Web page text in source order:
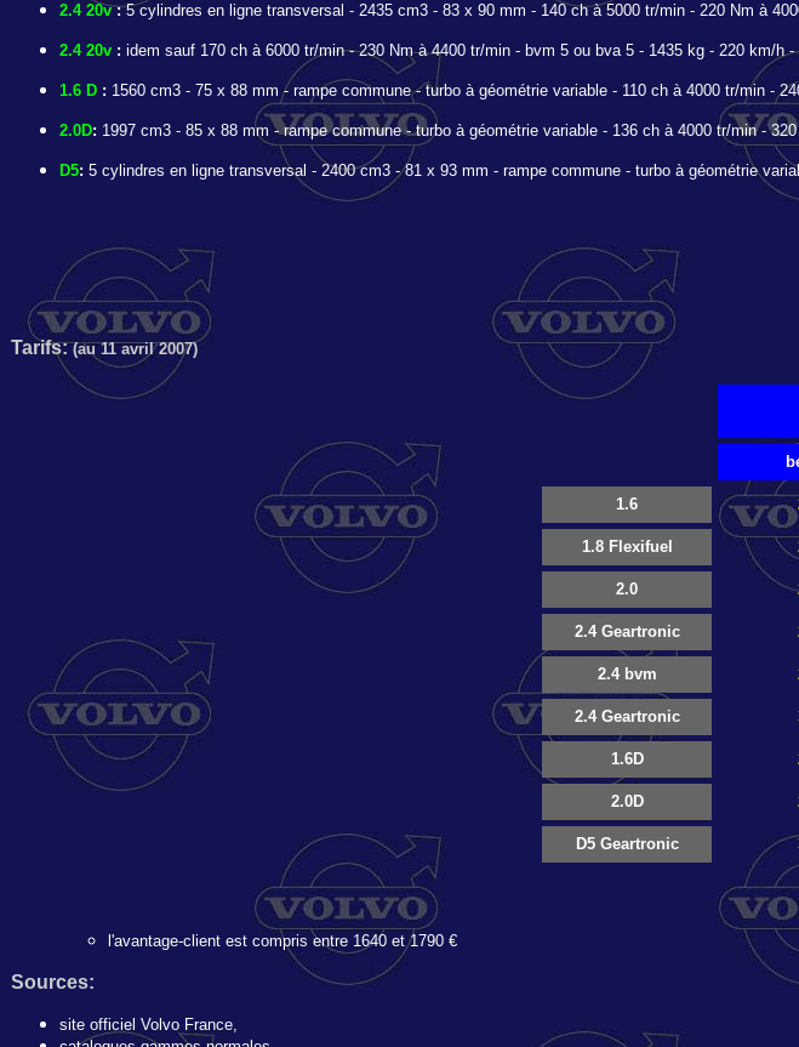
2.4 20v:5 cylindres en ligne transversal - 2435 cm3 - 83 x 90 mm - 140 ch à 5000 tr/min - 220 Nm à
2.4 20v : idem sauf 170 ch à 6000 tr/min - 230 Nm à 4400 tr/min - bvm 5 ou bva 5 - 1435 kg - 220 km/h -
1.6 D : 1560 cm3 - 75 x 88 mm - rampe commune - turbo à géométrie variable - 110 ch à 4000 tr/min -
2.0D: 1997 cm3 - 85 x 88 mm - rampe commune - turbo à géométrie variable - 136 ch à 4000 tr/min -
D5: 5 cylindres en ligne transversal - 2400 cm3 - 81 x 93 mm - rampe commune - turbo à géométrie
Tarifs:(au 11 avril 2007)
1.6
1.8 Flexifuel
2.0
2.4 Geartronic
2.4 bvm
2.4 Geartronic
1.6D
2.0D
D5 Geartronic
l'avantage-client est compris entre 1640 et 1790 €
Sources:
site officiel Volvo France,